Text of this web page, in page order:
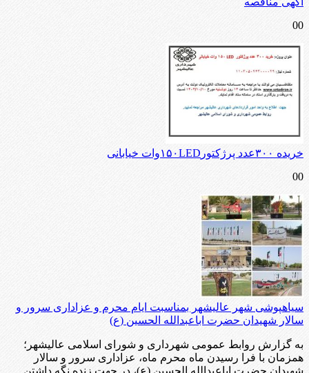
00
خریده ۳۰۰عدد پرژکتور۱۵۰LEDوات خیابانی
00
سیاهپوشی شهر عالیشهر بمناسبت ایام محرم و عزاداری سرور و
سالار شهیدان حضرت اباعبدالله الحسین (ع)
به گزارش روابط عمومی شهرداری و شورای اسلامی عالیشهر؛
همزمان با فرا رسیدن ماه محرم ماه، عزاداری سرور و سالار
شهیدان حضرت اباعبدالله الحسین (ع)، در جهت زنده نگه داشتن